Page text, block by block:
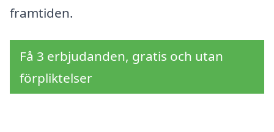
framtiden.
Få 3 erbjudanden, gratis och utan
förpliktelser